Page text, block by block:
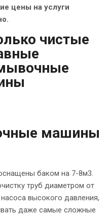
цены на услуги
чистые
машины
баком на 7-8м3.
труб диаметром от
высокого давления,
даже самые сложные